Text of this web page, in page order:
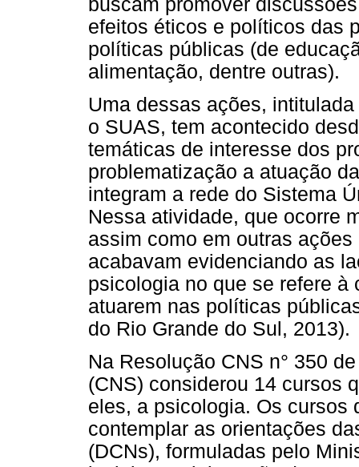
efeitos éticos e políticos das
políticas públicas (de
alimentação, dentre outras).
Uma dessas ações,
o SUAS, tem acontecido
temáticas de interesse dos
problematização a atuação
integram a rede do Sistema
Nessa atividade, que ocorre
assim como em outras
acabavam evidenciando as
psicologia no que se refere
atuarem nas políticas
do Rio Grande do Sul, 2013).
Na Resolução CNS n° 350
(CNS) considerou 14 cursos
eles, a psicologia. Os cursos
contemplar as orientações
(DCNs), formuladas pelo